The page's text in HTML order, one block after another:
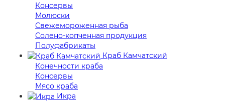
Консервы
Молюски
Свежемороженная рыба
Солено-копченная продукция
Полуфабрикаты
Краб Камчатский
Конечности краба
Консервы
Мясо краба
Икра